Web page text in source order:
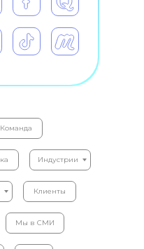
Мы в СМИ
Команда
Индустрии
Клиенты